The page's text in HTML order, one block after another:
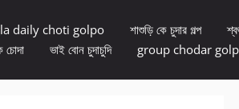
daily choti golpo শাশুড়ি কে চুদার গল্প
চোদা ভাই বোন চুদাচুদি group chodar